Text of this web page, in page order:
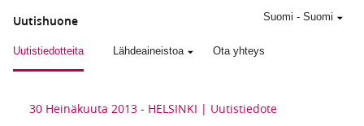
Uutishuone
Uutistiedotteita Lähdeaineistoa Ota yhteys
Suomi - Suomi
30 Heinäkuuta 2013 - HELSINKI Uutistiedote